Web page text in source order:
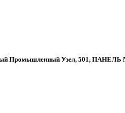
Промышленный Узел, 501, ПАНЕЛЬ